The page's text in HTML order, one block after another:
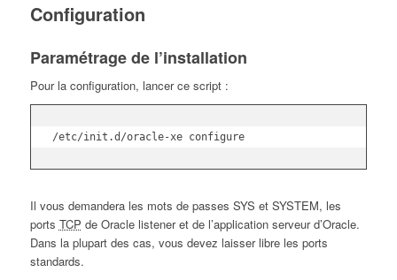
Configuration
Paramétrage de l’installation
Pour la configuration, lancer ce script :
/etc/init.d/oracle-xe configure
Il vous demandera les mots de passes SYS et SYSTEM, les
ports TCP de Oracle listener et de l’application serveur d’Oracle.
Dans la plupart des cas, vous devez laisser libre les ports
standards.